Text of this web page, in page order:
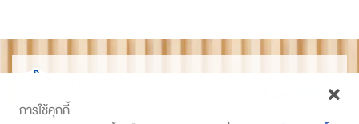
ไทยเด็ด
การใช้คุกกี้